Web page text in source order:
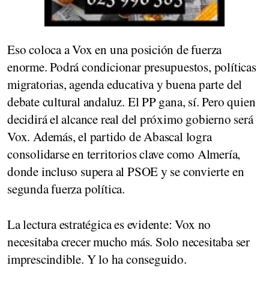
Eso coloca a Vox en una posición de fuerza
enorme. Podrá condicionar presupuestos, políticas
migratorias, agenda educativa y buena parte del
debate cultural andaluz. El PP gana, sí. Pero quien
decidirá el alcance real del próximo gobierno será
Vox. Además, el partido de Abascal logra
consolidarse en territorios clave como Almería,
donde incluso supera al PSOE y se convierte en
segunda fuerza política.
La lectura estratégica es evidente: Vox no
necesitaba crecer mucho más. Solo necesitaba ser
imprescindible. Y lo ha conseguido.